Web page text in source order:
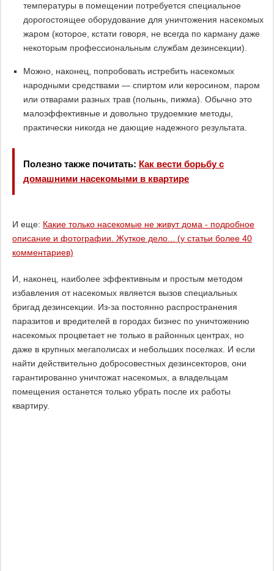
температуры в помещении потребуется специальное
дорогостоящее оборудование для уничтожения насекомых
жаром (которое, кстати говоря, не всегда по карману даже
некоторым профессиональным службам дезинсекции).
Можно, наконец, попробовать истребить насекомых
народными средствами — спиртом или керосином, паром
или отварами разных трав (полынь, пижма). Обычно это
малоэффективные и довольно трудоемкие методы,
практически никогда не дающие надежного результата.
Полезно также почитать: Как вести борьбу с
домашними насекомыми в квартире
И еще: Какие только насекомые не живут дома - подробное
описание и фотографии. Жуткое дело... (у статьи более 40
комментариев)
И, наконец, наиболее эффективным и простым методом
избавления от насекомых является вызов специальных
бригад дезинсекции. Из-за постоянно распространения
паразитов и вредителей в городах бизнес по уничтожению
насекомых процветает не только в районных центрах, но
даже в крупных мегаполисах и небольших поселках. И если
найти действительно добросовестных дезинсекторов, они
гарантированно уничтожат насекомых, а владельцам
помещения останется только убрать после их работы
квартиру.